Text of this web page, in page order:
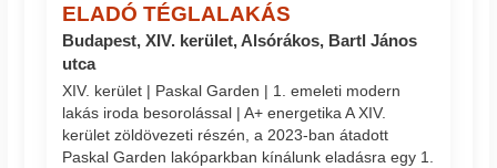
ELADÓ TÉGLALAKÁS
Budapest, XIV. kerület, Alsórákos, Bartl János
utca
XIV. kerület | Paskal Garden | 1. emeleti modern
lakás iroda besorolással | A+ energetika A XIV.
kerület zöldövezeti részén, a 2023-ban átadott
Paskal Garden lakóparkban kínálunk eladásra egy 1.